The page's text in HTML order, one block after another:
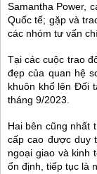
Samantha Power,
Quốc tế; gặp và
các nhóm tư vấn
Tại các cuộc trao
đẹp của quan hệ
khuôn khổ lên Đối
tháng 9/2023.
Hai bên cũng nhất
cấp cao được duy
ngoại giao và kinh
ổn định, tiếp tục là